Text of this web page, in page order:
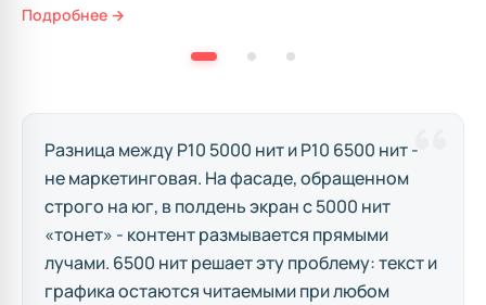
Подробнее →
Разница между P10 5000 нит и P10 6500 нит -
не маркетинговая. На фасаде, обращенном
строго на юг, в полдень экран с 5000 нит
«тонет» - контент размывается прямыми
лучами. 6500 нит решает эту проблему: текст и
графика остаются читаемыми при любом